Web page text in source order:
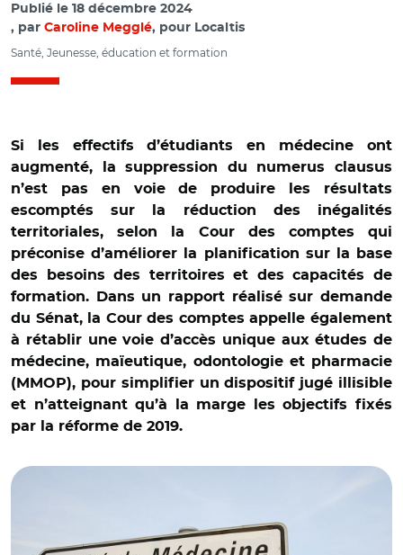
Publié le 18 décembre 2024
par Caroline Megglé, pour Localtis
Santé, Jeunesse, éducation et formation
Si les effectifs d’étudiants en médecine ont
augmenté, la suppression du numerus clausus
n’est pas en voie de produire les résultats
escomptés sur la réduction des inégalités
territoriales, selon la Cour des comptes qui
préconise d’améliorer la planification sur la base
des besoins des territoires et des capacités de
formation. Dans un rapport réalisé sur demande
du Sénat, la Cour des comptes appelle également
à rétablir une voie d’accès unique aux études de
médecine, maïeutique, odontologie et pharmacie
(MMOP), pour simplifier un dispositif jugé illisible
et n’atteignant qu’à la marge les objectifs fixés
par la réforme de 2019.